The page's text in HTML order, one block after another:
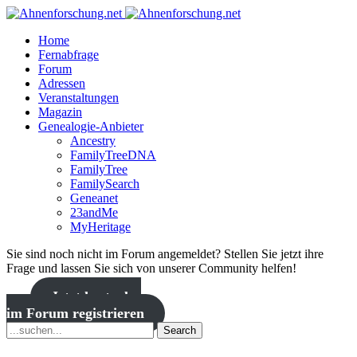
Home
Fernabfrage
Forum
Adressen
Veranstaltungen
Magazin
Genealogie-Anbieter
Ancestry
FamilyTreeDNA
FamilyTree
FamilySearch
Geneanet
23andMe
MyHeritage
Sie sind noch nicht im Forum angemeldet? Stellen Sie jetzt ihre
Frage und lassen Sie sich von unserer Community helfen!
Jetzt kostenlos
im Forum registrieren
Search